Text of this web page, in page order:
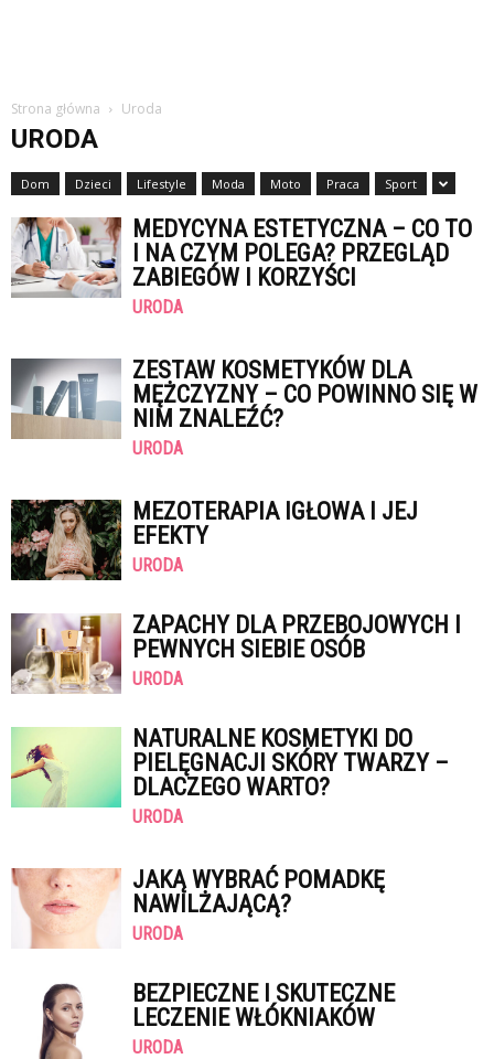
Strona główna Uroda
URODA
Dom Dzieci Lifestyle Moda Moto Praca Sport
MEDYCYNA ESTETYCZNA – CO TO
I NA CZYM POLEGA? PRZEGLĄD
ZABIEGÓW I KORZYŚCI
URODA
ZESTAW KOSMETYKÓW DLA
MĘŻCZYZNY – CO POWINNO SIĘ W
NIM ZNALEŹĆ?
URODA
MEZOTERAPIA IGŁOWA I JEJ
EFEKTY
URODA
ZAPACHY DLA PRZEBOJOWYCH I
PEWNYCH SIEBIE OSÓB
URODA
NATURALNE KOSMETYKI DO
PIELĘGNACJI SKÓRY TWARZY –
DLACZEGO WARTO?
URODA
JAKĄ WYBRAĆ POMADKĘ
NAWILŻAJĄCĄ?
URODA
BEZPIECZNE I SKUTECZNE
LECZENIE WŁÓKNIAKÓW
URODA